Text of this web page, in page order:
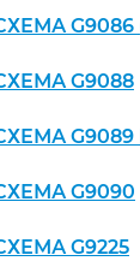
G9086
G9088
G9089
G9090
G9225